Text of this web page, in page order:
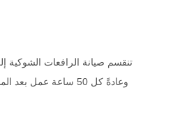
تنقسم صيانة الرافعات الشوكية